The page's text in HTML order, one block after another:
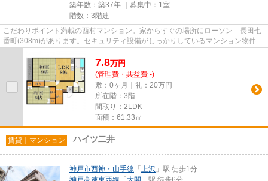
築年数：築37年 ｜募集中： 1室
階数：3階建
こだわりポイント満載の西村マンション。家からすぐの場所にローソン 長田七
番町(308m)があります。セキュリティ設備がしっかりしているマンション物件で
7.8万円
(管理費・共益費 -)
敷：0ヶ月｜礼：20万円
所在階：3階
間取り：2LDK
面積：61.33㎡
賃貸｜マンション ハイツ二井
神戸市西神・山手線 「 上沢 」駅 徒歩1分